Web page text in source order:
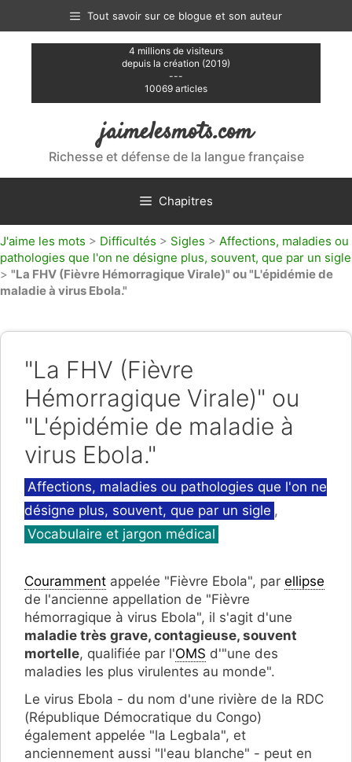
contenu
Tout savoir sur ce blogue et son auteur
4 millions de visiteurs
depuis la création (2019)
---
10069 articles
jaimelesmots.com
Richesse et défense de la langue française
Chapitres
J'aime les mots > Difficultés > Sigles > Affections, maladies ou
pathologies que l'on ne désigne plus, souvent, que par un sigle
> "La FHV (Fièvre Hémorragique Virale)" ou "L'épidémie de
maladie à virus Ebola."
"La FHV (Fièvre
Hémorragique Virale)" ou
"L'épidémie de maladie à
virus Ebola."
Catégories
Affections, maladies ou pathologies que l'on ne
désigne plus, souvent, que par un sigle ,
Vocabulaire et jargon médical
Couramment appelée "Fièvre Ebola", par ellipse
de l'ancienne appellation de "Fièvre
hémorragique à virus Ebola", il s'agit d'une
maladie très grave, contagieuse, souvent
mortelle, qualifiée par l'OMS d'"une des
maladies les plus virulentes au monde".
Le virus Ebola - du nom d'une rivière de la RDC
(République Démocratique du Congo)
également appelée "la Legbala", et
anciennement aussi "l'eau blanche" - peut en